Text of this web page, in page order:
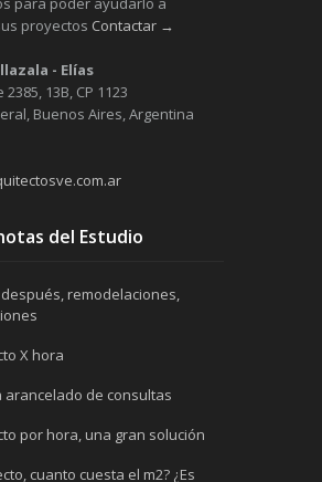
proyectos Contactar →
- Elías
13B, CP 1123
Buenos Aires, Argentina
del Estudio
remodelaciones,
X hora
arancelado de consultas
por hora, una gran solución
cuanto cuesta el m2? ¿Es